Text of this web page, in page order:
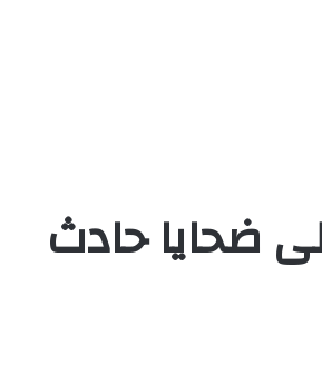
ضحايا حادث